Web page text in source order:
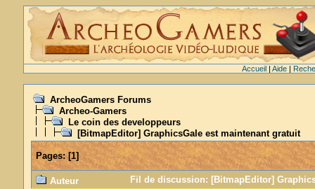
Accueil| Aide|
ArcheoGamers Forums
Archeo-Gamers
Le coin des developpeurs
[BitmapEditor] GraphicsGale est maintenant gratuit
Pages:[1]
Auteur
Fil de discussion: [BitmapEditor]